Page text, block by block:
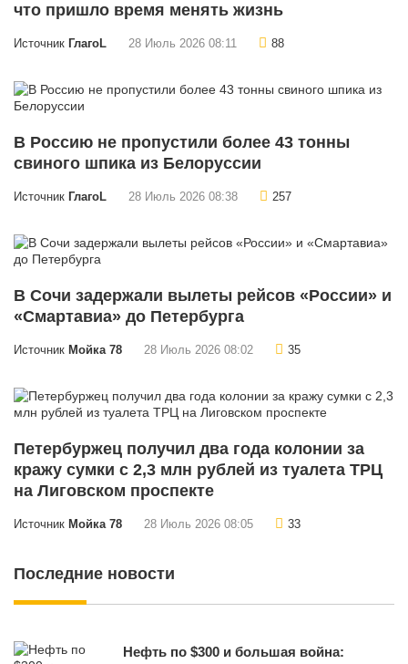
что пришло время менять жизнь
Источник ГлагоL 28 Июль 2026 08:11 88
В Россию не пропустили более 43 тонны
свиного шпика из Белоруссии
Источник ГлагоL 28 Июль 2026 08:38 257
В Сочи задержали вылеты рейсов «России» и
«Смартавиа» до Петербурга
Источник Мойка 78 28 Июль 2026 08:02 35
Петербуржец получил два года колонии за
кражу сумки с 2,3 млн рублей из туалета ТРЦ
на Лиговском проспекте
Источник Мойка 78 28 Июль 2026 08:05 33
Последние новости
Нефть по $300 и большая война: